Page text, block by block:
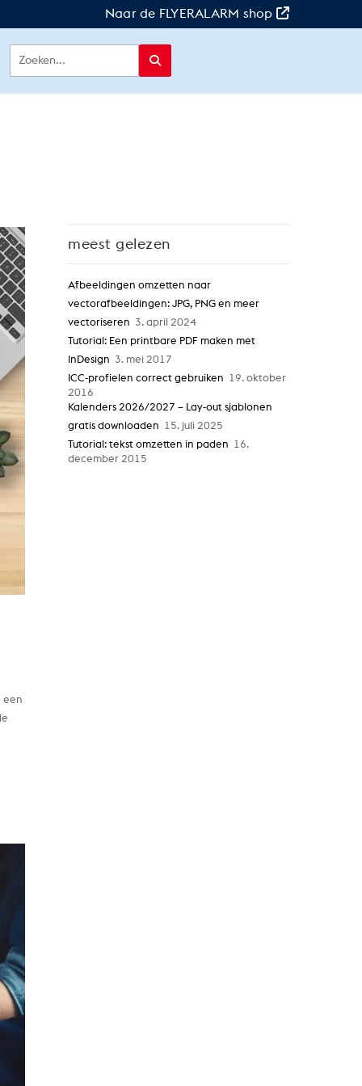
Naar de FLYERALARM shop
een
meest gelezen
Afbeeldingen omzetten naar
vectorafbeeldingen: JPG, PNG en meer
vectoriseren
3. april 2024
Tutorial: Een printbare PDF maken met
InDesign
3. mei 2017
ICC-profielen correct gebruiken
19. oktober
2016
Kalenders 2026/2027 – Lay-out sjablonen
gratis downloaden
15. juli 2025
Tutorial: tekst omzetten in paden
16.
december 2015